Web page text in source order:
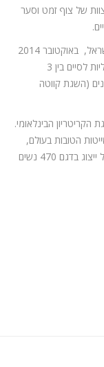
של צוף זמט וסער
נציין כי תחרות המבחן החשובה של הדגם​ תיערך בישראל, באוקטובר 2014
באליפות העולם בחיפה, שם ישאפו השייטות הישראליות לסיים בין 3
האחרונים (השגת קווטה
הבינלאומי.
הטובות בעולם,
אבל נעשה הכל כדי להצליח ולהבטיח למדינת ישראל ייצוג בדגם 470 נשים